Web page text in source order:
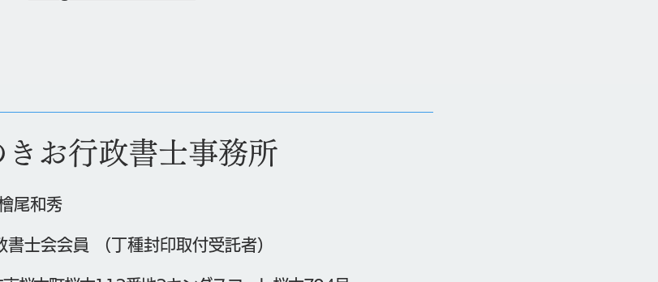
きお行政書士事務所
尾和秀
書士会会員 （丁種封印取付受託者）